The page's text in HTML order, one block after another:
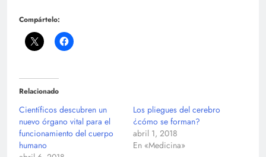
Compártelo:
Relacionado
Científicos descubren un
nuevo órgano vital para el
funcionamiento del cuerpo
humano
Los pliegues del cerebro
¿cómo se forman?
abril 1, 2018
En «Medicina»